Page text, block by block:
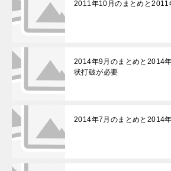
2011年10月のまとめと2011
2014年9月のまとめと2014
状打破が必要
2014年7月のまとめと2014